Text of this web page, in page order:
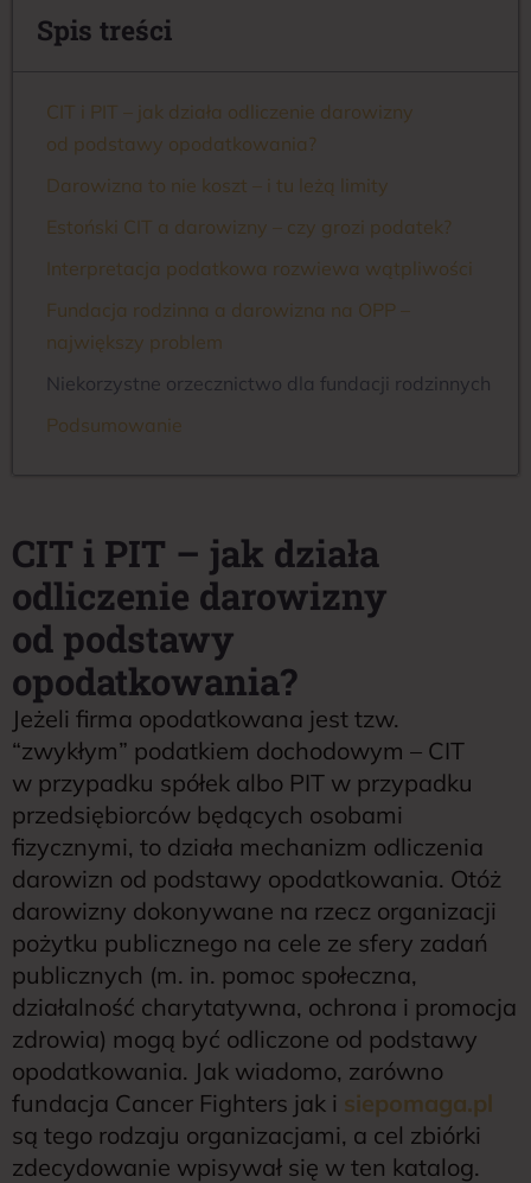
Spis treści
CIT i PIT – jak działa odliczenie darowizny
od podstawy opodatkowania?
Darowizna to nie koszt – i tu leżą limity
Estoński CIT a darowizny – czy grozi podatek?
Interpretacja podatkowa rozwiewa wątpliwości
Fundacja rodzinna a darowizna na OPP –
największy problem
Niekorzystne orzecznictwo dla fundacji rodzinnych
Podsumowanie
CIT i PIT – jak działa
odliczenie darowizny
od podstawy
opodatkowania?
Jeżeli firma opodatkowana jest tzw.
“zwykłym” podatkiem dochodowym – CIT
w przypadku spółek albo PIT w przypadku
przedsiębiorców będących osobami
fizycznymi, to działa mechanizm odliczenia
darowizn od podstawy opodatkowania. Otóż
darowizny dokonywane na rzecz organizacji
pożytku publicznego na cele ze sfery zadań
publicznych (m. in. pomoc społeczna,
działalność charytatywna, ochrona i promocja
zdrowia) mogą być odliczone od podstawy
opodatkowania. Jak wiadomo, zarówno
fundacja Cancer Fighters jak i siepomaga.pl
są tego rodzaju organizacjami, a cel zbiórki
zdecydowanie wpisywał się w ten katalog.